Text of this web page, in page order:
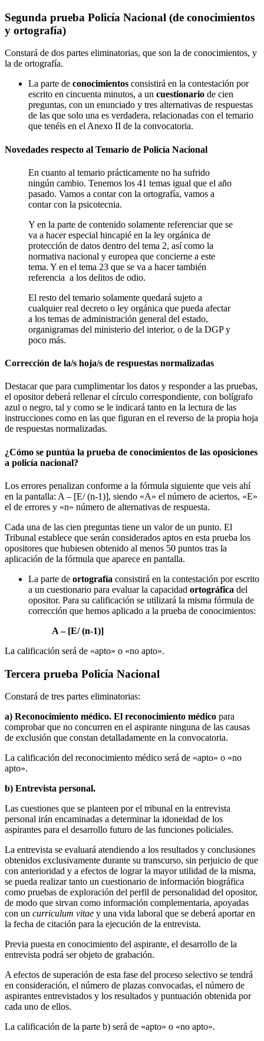
Segunda prueba Policía Nacional (de conocimientos
y ortografía)
Constará de dos partes eliminatorias, que son la de conocimientos, y
la de ortografía.
La parte de conocimientos consistirá en la contestación por
escrito en cincuenta minutos, a un cuestionario de cien
preguntas, con un enunciado y tres alternativas de respuestas
de las que solo una es verdadera, relacionadas con el temario
que tenéis en el Anexo II de la convocatoria.
Novedades respecto al Temario de Policía Nacional
En cuanto al temario prácticamente no ha sufrido
ningún cambio. Tenemos los 41 temas igual que el año
pasado. Vamos a contar con la ortografía, vamos a
contar con la psicotecnia.
Y en la parte de contenido solamente referenciar que se
va a hacer especial hincapié en la ley orgánica de
protección de datos dentro del tema 2, así como la
normativa nacional y europea que concierne a este
tema. Y en el tema 23 que se va a hacer también
referencia a los delitos de odio.
El resto del temario solamente quedará sujeto a
cualquier real decreto o ley orgánica que pueda afectar
a los temas de administración general del estado,
organigramas del ministerio del interior, o de la DGP y
poco más.
Corrección de la/s hoja/s de respuestas normalizadas
Destacar que para cumplimentar los datos y responder a las pruebas,
el opositor deberá rellenar el círculo correspondiente, con bolígrafo
azul o negro, tal y como se le indicará tanto en la lectura de las
instrucciones como en las que figuran en el reverso de la propia hoja
de respuestas normalizadas.
¿Cómo se puntúa la prueba de conocimientos de las oposiciones
a policía nacional?
Los errores penalizan conforme a la fórmula siguiente que veis ahí
en la pantalla: A – [E/ (n-1)], siendo «A» el número de aciertos, «E»
el de errores y «n» número de alternativas de respuesta.
Cada una de las cien preguntas tiene un valor de un punto. El
Tribunal establece que serán considerados aptos en esta prueba los
opositores que hubiesen obtenido al menos 50 puntos tras la
aplicación de la fórmula que aparece en pantalla.
La parte de ortografía consistirá en la contestación por escrito
a un cuestionario para evaluar la capacidad ortográfica del
opositor. Para su calificación se utilizará la misma fórmula de
corrección que hemos aplicado a la prueba de conocimientos:
A – [E/ (n-1)]
La calificación será de «apto» o «no apto».
Tercera prueba Policía Nacional
Constará de tres partes eliminatorias:
a) Reconocimiento médico. El reconocimiento médico para
comprobar que no concurren en el aspirante ninguna de las causas
de exclusión que constan detalladamente en la convocatoria.
La calificación del reconocimiento médico será de «apto» o «no
apto».
b) Entrevista personal.
Las cuestiones que se planteen por el tribunal en la entrevista
personal irán encaminadas a determinar la idoneidad de los
aspirantes para el desarrollo futuro de las funciones policiales.
La entrevista se evaluará atendiendo a los resultados y conclusiones
obtenidos exclusivamente durante su transcurso, sin perjuicio de que
con anterioridad y a efectos de lograr la mayor utilidad de la misma,
se pueda realizar tanto un cuestionario de información biográfica
como pruebas de exploración del perfil de personalidad del opositor,
de modo que sirvan como información complementaria, apoyadas
con un curriculum vitae y una vida laboral que se deberá aportar en
la fecha de citación para la ejecución de la entrevista.
Previa puesta en conocimiento del aspirante, el desarrollo de la
entrevista podrá ser objeto de grabación.
A efectos de superación de esta fase del proceso selectivo se tendrá
en consideración, el número de plazas convocadas, el número de
aspirantes entrevistados y los resultados y puntuación obtenida por
cada uno de ellos.
La calificación de la parte b) será de «apto» o «no apto».